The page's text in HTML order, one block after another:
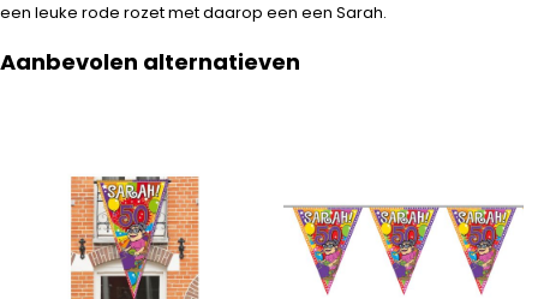
een leuke rode rozet met daarop een een Sarah.
Aanbevolen alternatieven